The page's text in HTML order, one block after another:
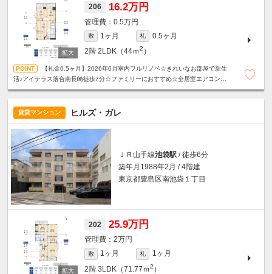
206 16.2万円
0.5万円
敷 1ヶ月 礼
0.5ヶ月
2階 2LDK（44ｍ2 ）
【礼金0.5ヶ月】2026年6月室内フルリノベ☆きれいなお部屋で新生
活♪アイテラス落合南長崎徒歩7分☆ファミリーにおすすめ☆全居室エアコン付
賃貸マンション ヒルズ・ガレ
ＪＲ山手線池袋駅 / 徒歩6分
築年月1988年2月 / 4階建
東京都豊島区南池袋１丁目
202 25.9万円
2万円
敷 1ヶ月 礼
1ヶ月
2階 3LDK（71.77ｍ2 ）